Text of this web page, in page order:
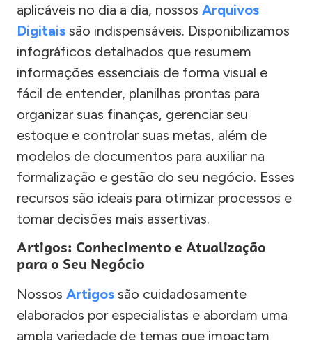
aplicáveis no dia a dia, nossos Arquivos
Digitais são indispensáveis. Disponibilizamos
infográficos detalhados que resumem
informações essenciais de forma visual e
fácil de entender, planilhas prontas para
organizar suas finanças, gerenciar seu
estoque e controlar suas metas, além de
modelos de documentos para auxiliar na
formalização e gestão do seu negócio. Esses
recursos são ideais para otimizar processos e
tomar decisões mais assertivas.
Artigos: Conhecimento e Atualização
para o Seu Negócio
Nossos Artigos são cuidadosamente
elaborados por especialistas e abordam uma
ampla variedade de temas que impactam